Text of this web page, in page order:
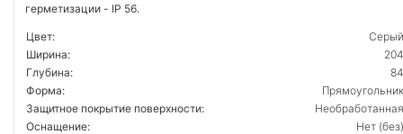
герметизации - IP 56.
Цвет:
Серый
Ширина:
204
Глубина:
84
Форма:
Прямоугольник
Защитное покрытие поверхности:
Необработанная
Оснащение:
Нет (без)